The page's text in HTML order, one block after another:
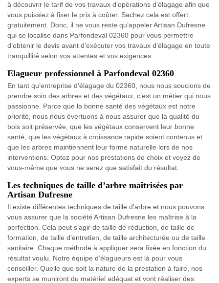
à découvrir le tarif de vos travaux d’opérations d’élagage afin que
vous puissiez à fixer le prix à coûter. Sachez cela est offert
gratuitement. Donc, il ne vous reste qu’appeler Artisan Dufresne
qui se localise dans Parfondeval 02360 pour vous permettre
d’obtenir le devis avant d’exécuter vos travaux d’élagage en toute
tranquillité selon vos attentes et vos exigences.
Elagueur professionnel à Parfondeval 02360
En tant qu’entreprise d’élagage du 02360, nous nous soucions de
prendre soin des arbres et des végétaux, c’est un métier qui nous
passionne. Parce que la bonne santé des végétaux est notre
priorité, nous nous évertuons à nous assurer que la qualité du
bois soit préservée, que les végétaux conservent leur bonne
santé, que les végétaux à croissance rapide soient contenus et
que les arbres maintiennent leur forme naturelle lors de nos
interventions. Optez pour nos prestations de choix et voyez de
vous-même que vous ne serez que satisfait du résultat.
Les techniques de taille d’arbre maîtrisées par
Artisan Dufresne
Il existe différentes techniques de taille d’arbre et nous pouvons
vous assurer que la société Artisan Dufresne les maîtrise à la
perfection. Cela peut s’agir de taille de réduction, de taille de
formation, de taille d’entretien, de taille architecturée ou de taille
sanitaire. Chaque méthode à appliquer sera fixée en fonction du
résultat voulu. Notre équipe d’élagueurs est là pour vous
conseiller. Quelle que soit la nature de la prestation à faire, nos
experts se muniront du matériel adéquat et vont réaliser des